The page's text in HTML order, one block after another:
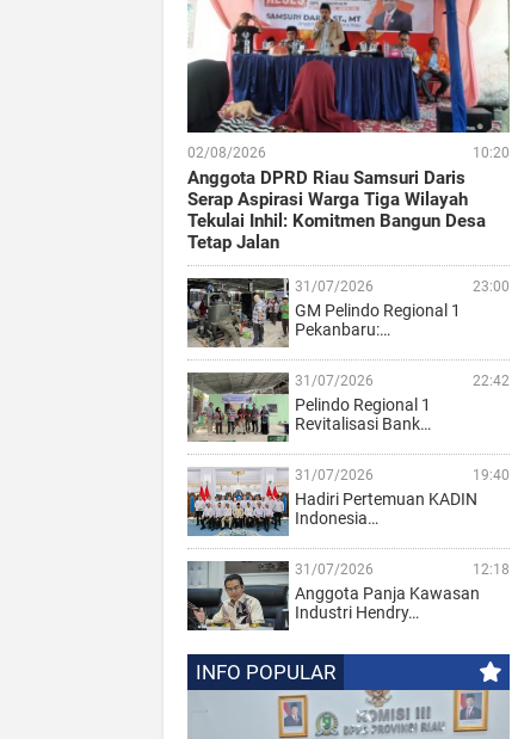
02/08/2026 10:20
Anggota DPRD Riau Samsuri Daris
Serap Aspirasi Warga Tiga Wilayah
Tekulai Inhil: Komitmen Bangun Desa
Tetap Jalan
31/07/2026 23:00
GM Pelindo Regional 1
Pekanbaru:…
31/07/2026 22:42
Pelindo Regional 1
Revitalisasi Bank…
31/07/2026 19:40
Hadiri Pertemuan KADIN
Indonesia…
31/07/2026 12:18
Anggota Panja Kawasan
Industri Hendry…
INFO POPULAR